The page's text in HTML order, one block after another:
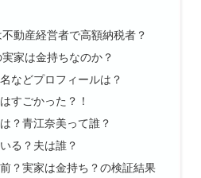
動産経営者で高額納税者？
家は金持ちなのか？
などプロフィールは？
すごかった？！
？青江奈美って誰？
る？夫は誰？
？実家は金持ち？の検証結果